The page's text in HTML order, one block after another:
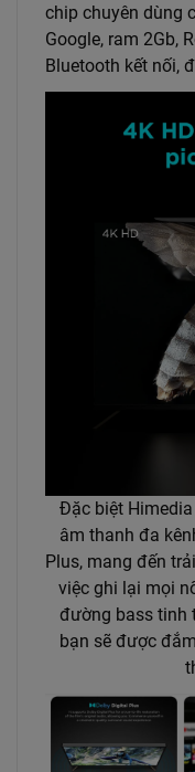
chip chuyên dùng
Google, ram 2Gb,
Bluetooth kết nối,
Đặc biệt
âm thanh đa
Plus, mang đến
việc ghi lại mọi
đường bass tinh
bạn sẽ được